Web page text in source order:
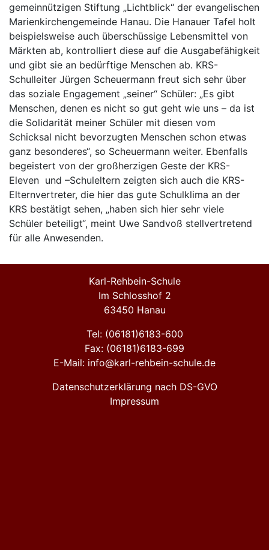
gemeinnützigen Stiftung „Lichtblick“ der evangelischen
Marienkirchengemeinde Hanau. Die Hanauer Tafel holt
beispielsweise auch überschüssige Lebensmittel von
Märkten ab, kontrolliert diese auf die Ausgabefähigkeit
und gibt sie an bedürftige Menschen ab. KRS-
Schulleiter Jürgen Scheuermann freut sich sehr über
das soziale Engagement „seiner“ Schüler: „Es gibt
Menschen, denen es nicht so gut geht wie uns – da ist
die Solidarität meiner Schüler mit diesen vom
Schicksal nicht bevorzugten Menschen schon etwas
ganz besonderes“, so Scheuermann weiter. Ebenfalls
begeistert von der großherzigen Geste der KRS-
Eleven und –Schuleltern zeigten sich auch die KRS-
Elternvertreter, die hier das gute Schulklima an der
KRS bestätigt sehen, „haben sich hier sehr viele
Schüler beteiligt“, meint Uwe Sandvoß stellvertretend
für alle Anwesenden.
Karl-Rehbein-Schule
Im Schlosshof 2
63450 Hanau
Tel: (06181)6183-600
Fax: (06181)6183-699
E-Mail: info@karl-rehbein-schule.de
Datenschutzerklärung nach DS-GVO
Impressum